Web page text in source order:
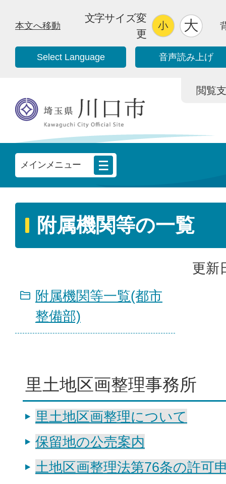
本文へ移動
文字サイズ変
更
Select Language 音声読み上げ
閲覧
メインメニュー
附属機関等の一覧
更新
附属機関等一覧(都市
整備部)
里土地区画整理事務所
里土地区画整理について
保留地の公売案内
土地区画整理法第76条の許可